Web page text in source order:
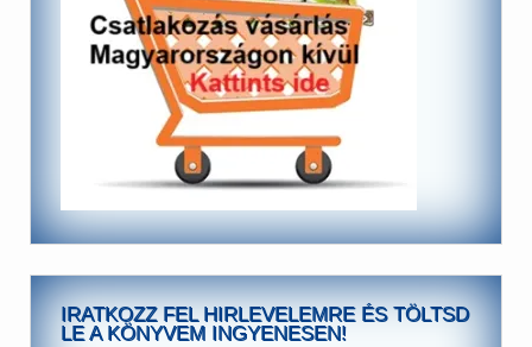
IRATKOZZ FEL HIRLEVELEMRE ÉS TÖLTSD
LE A KÖNYVEM INGYENESEN!